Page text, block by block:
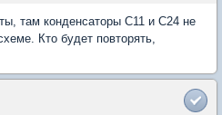
там конденсаторы С11 и С24 не
Кто будет повторять,